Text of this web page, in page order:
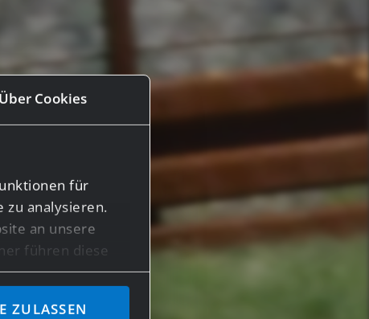
Über Cookies
für
zu analysieren.
an unsere
führen diese
bereitgestellt
ZULASSEN